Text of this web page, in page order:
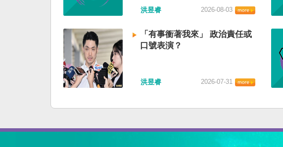
洪昱睿 2026-08-03
「有事衝著我來」 政治責任或
口號表演？
洪昱睿 2026-07-31